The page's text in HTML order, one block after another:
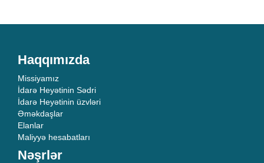
Haqqımızda
Missiyamız
İdarə Heyətinin Sədri
İdarə Heyətinin üzvləri
Əməkdaşlar
Elanlar
Maliyyə hesabatları
Nəşrlər